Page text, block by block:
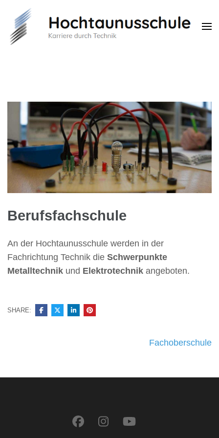
Berufsfachschule
An der Hochtaunusschule werden in der
Fachrichtung Technik die Schwerpunkte
Metalltechnik und Elektrotechnik angeboten.
SHARE:
Fachoberschule